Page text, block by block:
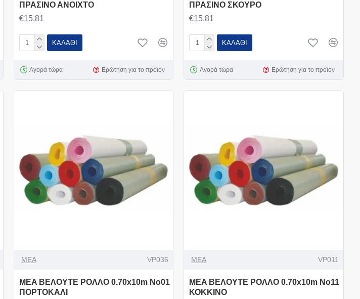
ΠΡΑΣΙΝΟ ΑΝΟΙΧΤΟ
€15,81
ΚΑΛΆΘΙ
Αγορά τώρα Ερώτηση για το προϊόν
ΠΡΑΣΙΝΟ ΣΚΟΥΡΟ
€15,81
ΚΑΛΆΘΙ
Αγορά τώρα Ερώτηση για το προϊόν
MEA VP036
MEA ΒΕΛΟΥΤΕ ΡΟΛΛΟ 0.70x10m Νο01
ΠΟΡΤΟΚΑΛΙ
MEA VP011
MEA ΒΕΛΟΥΤΕ ΡΟΛΛΟ 0.70x10m Νο11
ΚΟΚΚΙΝΟ